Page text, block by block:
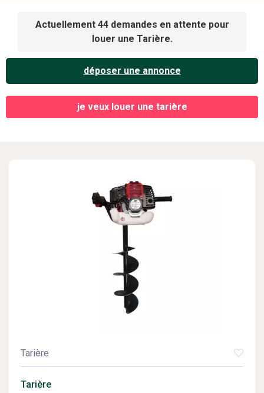
Actuellement 44 demandes en attente pour
louer une Tarière.
déposer une annonce
je veux louer une tarière
Tarière
Tarière